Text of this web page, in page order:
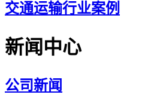
交通运输行业案例
新闻中心
公司新闻